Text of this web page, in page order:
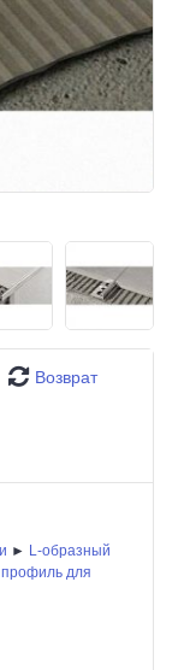
Возврат
► L-образный
для